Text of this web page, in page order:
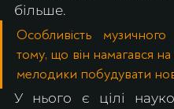
більше.
Особливість
тому, що він намагався
мелодики побудувати
У нього є цілі